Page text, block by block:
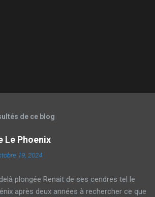
de ce blog
Le Phoenix
19, 2024
plongée Renait de ses cendres tel le
après deux années à rechercher ce que